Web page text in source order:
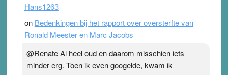
Hans1263
on Bedenkingen bij het rapport over oversterfte van
Ronald Meester en Marc Jacobs
@Renate Al heel oud en daarom misschien iets
minder erg. Toen ik even googelde, kwam ik